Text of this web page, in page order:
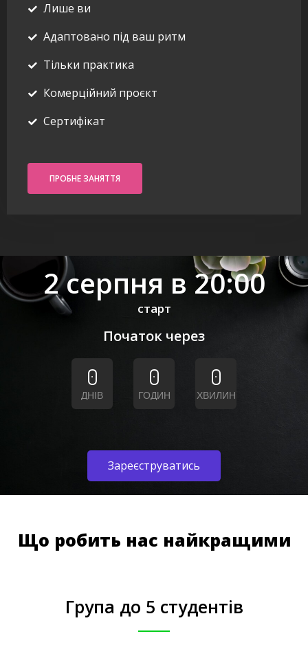
Лише ви
Адаптовано під ваш ритм
Тільки практика
Комерційний проєкт
Сертифікат
ПРОБНЕ ЗАНЯТТЯ
2 серпня в 20:00
старт
Початок через
0
ДНІВ
0
ГОДИН
0
ХВИЛИН
Зареєструватись
Що робить нас найкращими
Група до 5 студентів